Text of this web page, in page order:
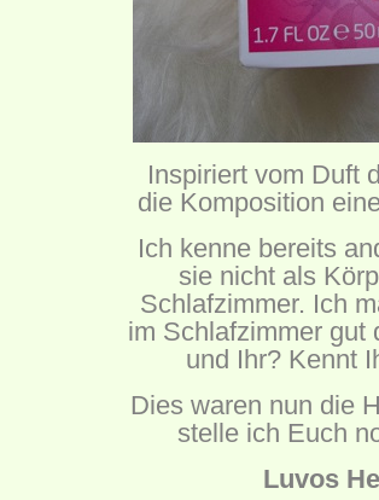
Inspiriert vom Duft
die Komposition
Ich kenne bereits
sie nicht als
Schlafzimmer. Ich
im Schlafzimmer gut
und Ihr? Kennt
Dies waren nun die
stelle ich Euch
Luvos